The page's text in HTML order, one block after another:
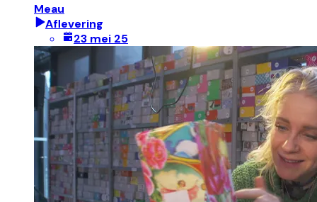
Meau
Aflevering
23 mei 25